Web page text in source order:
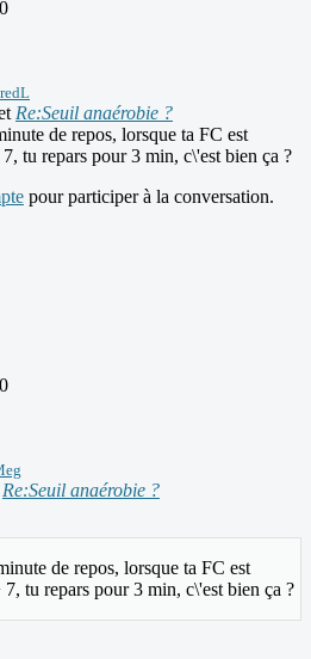
Re:Seuil anaérobie ?
de repos, lorsque ta FC est
tu repars pour 3 min, c\'est bien ça ?
pour participer à la conversation.
Re:Seuil anaérobie ?
de repos, lorsque ta FC est
tu repars pour 3 min, c\'est bien ça ?